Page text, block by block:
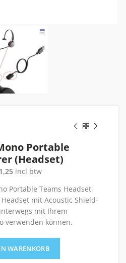
Portable
(Headset)
incl btw
Portable Teams Headset
mit Acoustic Shield-
mit Ihrem
verwenden können.
WARENKORB